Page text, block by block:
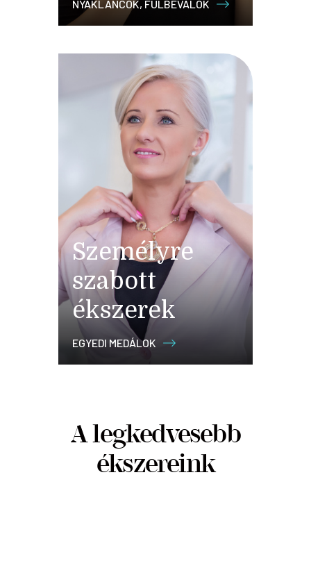
NYAKLÁNCOK, FÜLBEVALÓK
Személyre
szabott
ékszerek
EGYEDI MEDÁLOK
A legkedvesebb
ékszereink